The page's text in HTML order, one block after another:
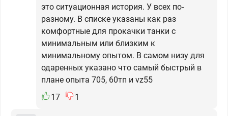
это ситуационная история. У всех по-
разному. В списке указаны как раз
комфортные для прокачки танки с
минимальным или близким к
минимальному опытом. В самом низу для
одаренных указано что самый быстрый в
плане опыта 705, 60тп и vz55
17
1